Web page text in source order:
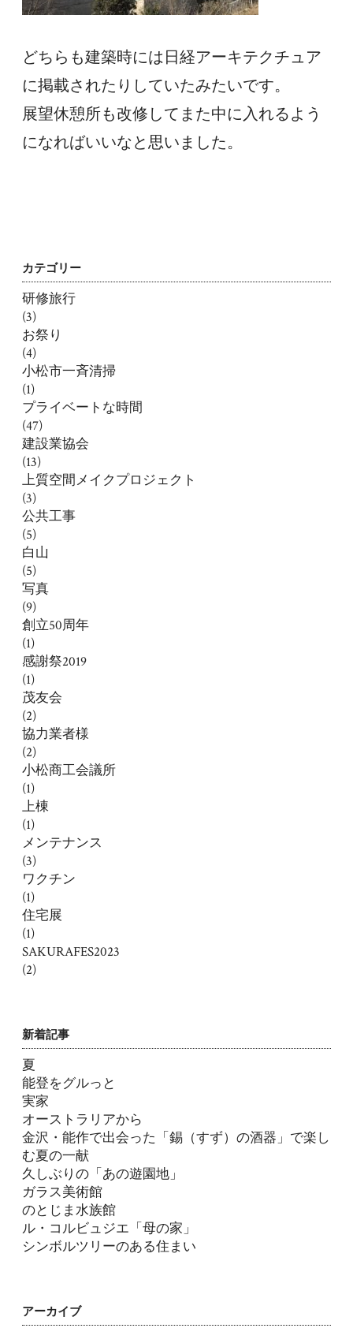
どちらも建築時には日経アーキテクチュア
に掲載されたりしていたみたいです。
展望休憩所も改修してまた中に入れるよう
になればいいなと思いました。
カテゴリー
研修旅行
(3)
お祭り
(4)
小松市一斉清掃
(1)
プライベートな時間
(47)
建設業協会
(13)
上質空間メイクプロジェクト
(3)
公共工事
(5)
白山
(5)
写真
(9)
創立50周年
(1)
感謝祭2019
(1)
茂友会
(2)
協力業者様
(2)
小松商工会議所
(1)
上棟
(1)
メンテナンス
(3)
ワクチン
(1)
住宅展
(1)
SAKURAFES2023
(2)
新着記事
夏
能登をグルっと
実家
オーストラリアから
金沢・能作で出会った「錫（すず）の酒器」で楽し
む夏の一献
久しぶりの「あの遊園地」
ガラス美術館
のとじま水族館
ル・コルビュジエ「母の家」
シンボルツリーのある住まい
アーカイブ